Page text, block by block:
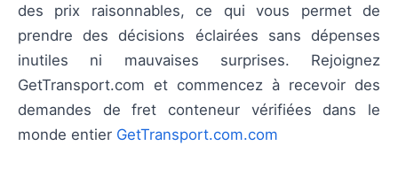
des prix raisonnables, ce qui vous permet de
prendre des décisions éclairées sans dépenses
inutiles ni mauvaises surprises. Rejoignez
GetTransport.com et commencez à recevoir des
demandes de fret conteneur vérifiées dans le
monde entier GetTransport.com.com